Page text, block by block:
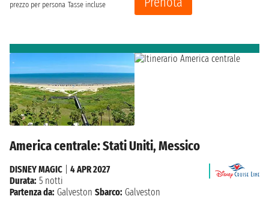
prezzo per persona Tasse incluse
America centrale: Stati Uniti, Messico
DISNEY MAGIC
4 APR 2027
Durata: 5 notti
Partenza da: Galveston Sbarco: Galveston